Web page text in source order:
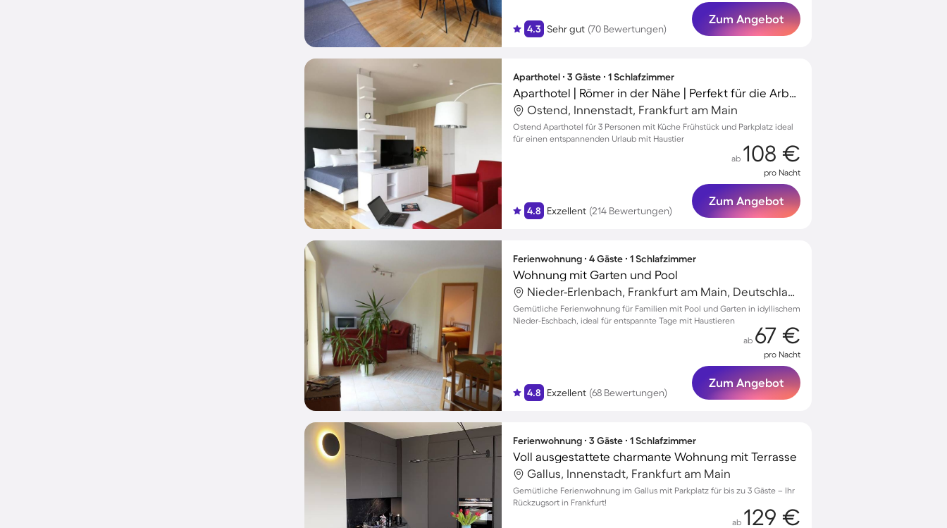
4.3 Sehr gut (70 Bewertungen)
Zum Angebot
Aparthotel ∙ 3 Gäste ∙ 1 Schlafzimmer
Aparthotel | Römer in der Nähe | Perfekt für die Arbeit von Zuhause | Haustierfreundlich
Ostend, Innenstadt, Frankfurt am Main
Ostend Aparthotel für 3 Personen mit Küche Frühstück und Parkplatz ideal
für einen entspannenden Urlaub mit Haustier
4.8 Exzellent (214 Bewertungen)
ab 108 €
pro Nacht
Zum Angebot
Ferienwohnung ∙ 4 Gäste ∙ 1 Schlafzimmer
Wohnung mit Garten und Pool
Nieder-Erlenbach, Frankfurt am Main, Deutschland
Gemütliche Ferienwohnung für Familien mit Pool und Garten in idyllischem
Nieder-Eschbach, ideal für entspannte Tage mit Haustieren
4.8 Exzellent (68 Bewertungen)
ab 67 €
pro Nacht
Zum Angebot
Ferienwohnung ∙ 3 Gäste ∙ 1 Schlafzimmer
Voll ausgestattete charmante Wohnung mit Terrasse
Gallus, Innenstadt, Frankfurt am Main
Gemütliche Ferienwohnung im Gallus mit Parkplatz für bis zu 3 Gäste – Ihr
Rückzugsort in Frankfurt!
ab 129 €